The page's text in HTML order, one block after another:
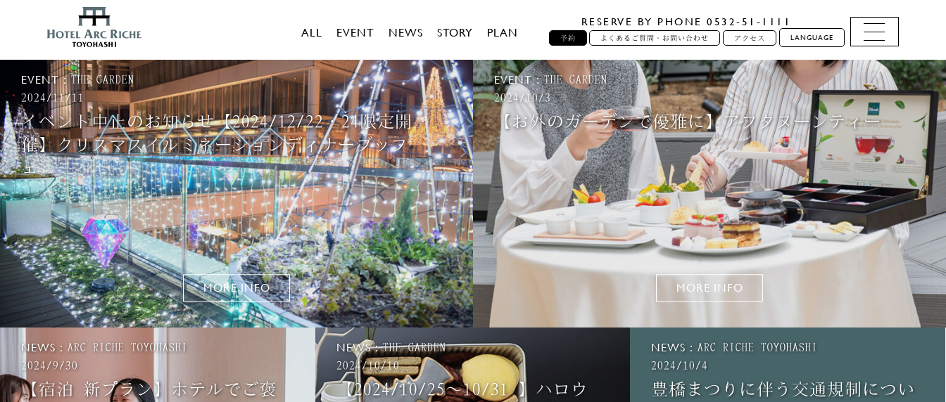
ALL EVENT NEWS STORY PLAN
RESERVE BY PHONE 0532-51-1111
予約 よくあるご質問・お問い合わせ アクセス LANGUAGE
EVENT：THE GARDEN
2024/11/11
イベント中止のお知らせ【2024/12/22・24限定開
催】クリスマスイルミネーションディナーブッフ
ェ
MORE INFO
EVENT：THE GARDEN
2024/10/3
【お外のガーデンで優雅に】アフタヌーンティー
MORE INFO
NEWS： ARC RICHE TOYOHASHI
2024/9/30
【宿泊 新プラン】ホテルでご褒
NEWS：THE GARDEN
2024/10/10
【2024/10/25〜10/31 】ハロウ
NEWS：ARC RICHE TOYOHASHI
2024/10/4
豊橋まつりに伴う交通規制につい